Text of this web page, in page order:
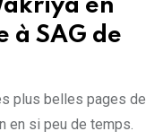
en
à SAG de
plus belles pages de
en si peu de temps.